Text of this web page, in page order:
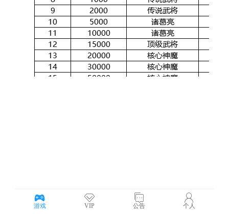
游戏 VIP 公告 个人